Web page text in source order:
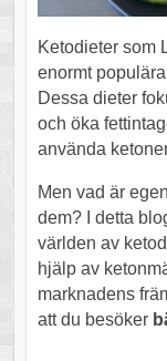
Ketodieter som
enormt
Dessa dieter
och öka
använda
Men vad är
dem? I detta
världen av
hjälp av
marknadens
att du besöker